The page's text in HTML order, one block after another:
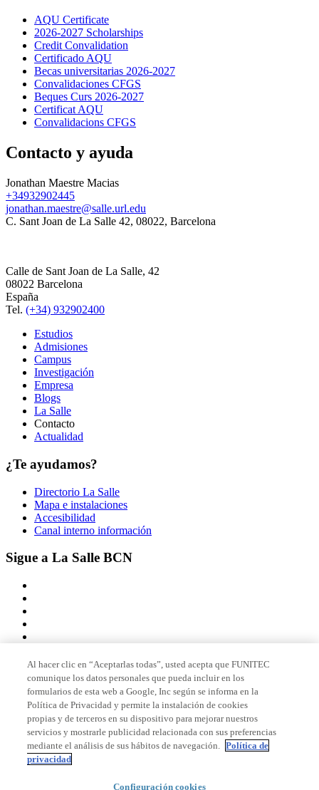
AQU Certificate
2026-2027 Scholarships
Credit Convalidation
Certificado AQU
Becas universitarias 2026-2027
Convalidaciones CFGS
Beques Curs 2026-2027
Certificat AQU
Convalidacions CFGS
Contacto y ayuda
Jonathan Maestre Macias
+34932902445
jonathan.maestre@salle.url.edu
C. Sant Joan de La Salle 42, 08022, Barcelona
Calle de Sant Joan de La Salle, 42
08022 Barcelona
España
Tel. (+34) 932902400
Estudios
Admisiones
Campus
Investigación
Empresa
Blogs
La Salle
Contacto
Actualidad
¿Te ayudamos?
Directorio La Salle
Mapa e instalaciones
Accesibilidad
Canal interno información
Sigue a La Salle BCN
Miembro de
Acreditaciones
Al hacer clic en “Aceptarlas todas”, usted acepta que FUNITEC
comunique los datos personales que pueda incluir en los
formularios de esta web a Google, Inc según se informa en la
Política de Privacidad y permite la instalación de cookies
propias y de terceros en su dispositivo para mejorar nuestros
servicios y mostrarle publicidad relacionada con sus preferencias
mediante el análisis de sus hábitos de navegación. Política de
privacidad
Configuración cookies